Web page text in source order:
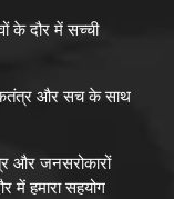
के दौर में सच्ची
और सच के साथ
और जनसरोकारों
में हमारा सहयोग